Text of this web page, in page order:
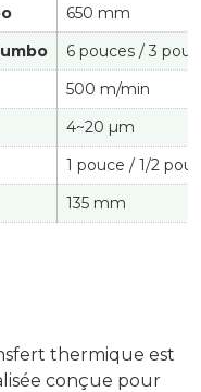
650 mm
6 pouces / 3
500 m/min
4~20 µm
1 pouce / 1/2
135 mm
thermique est
conçue pour